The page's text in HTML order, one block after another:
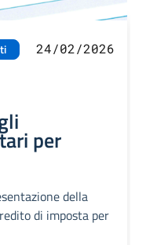
24/02/2026
per
della
di imposta per